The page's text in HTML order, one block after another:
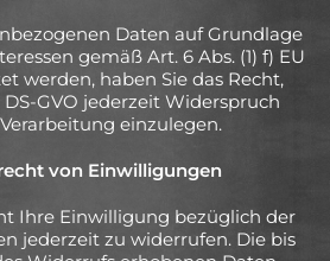
Daten auf Grundlage
gemäß Art. 6 Abs. (1) f) EU
werden, haben Sie das Recht,
DS-GVO jederzeit Widerspruch
einzulegen.
von Einwilligungen
Ihre Einwilligung bezüglich der
jederzeit zu widerrufen. Die bis